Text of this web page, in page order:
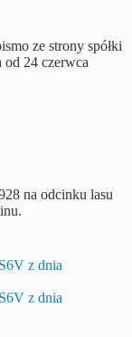
ze strony spółki
24 czerwca
na odcinku lasu
z dnia
z dnia